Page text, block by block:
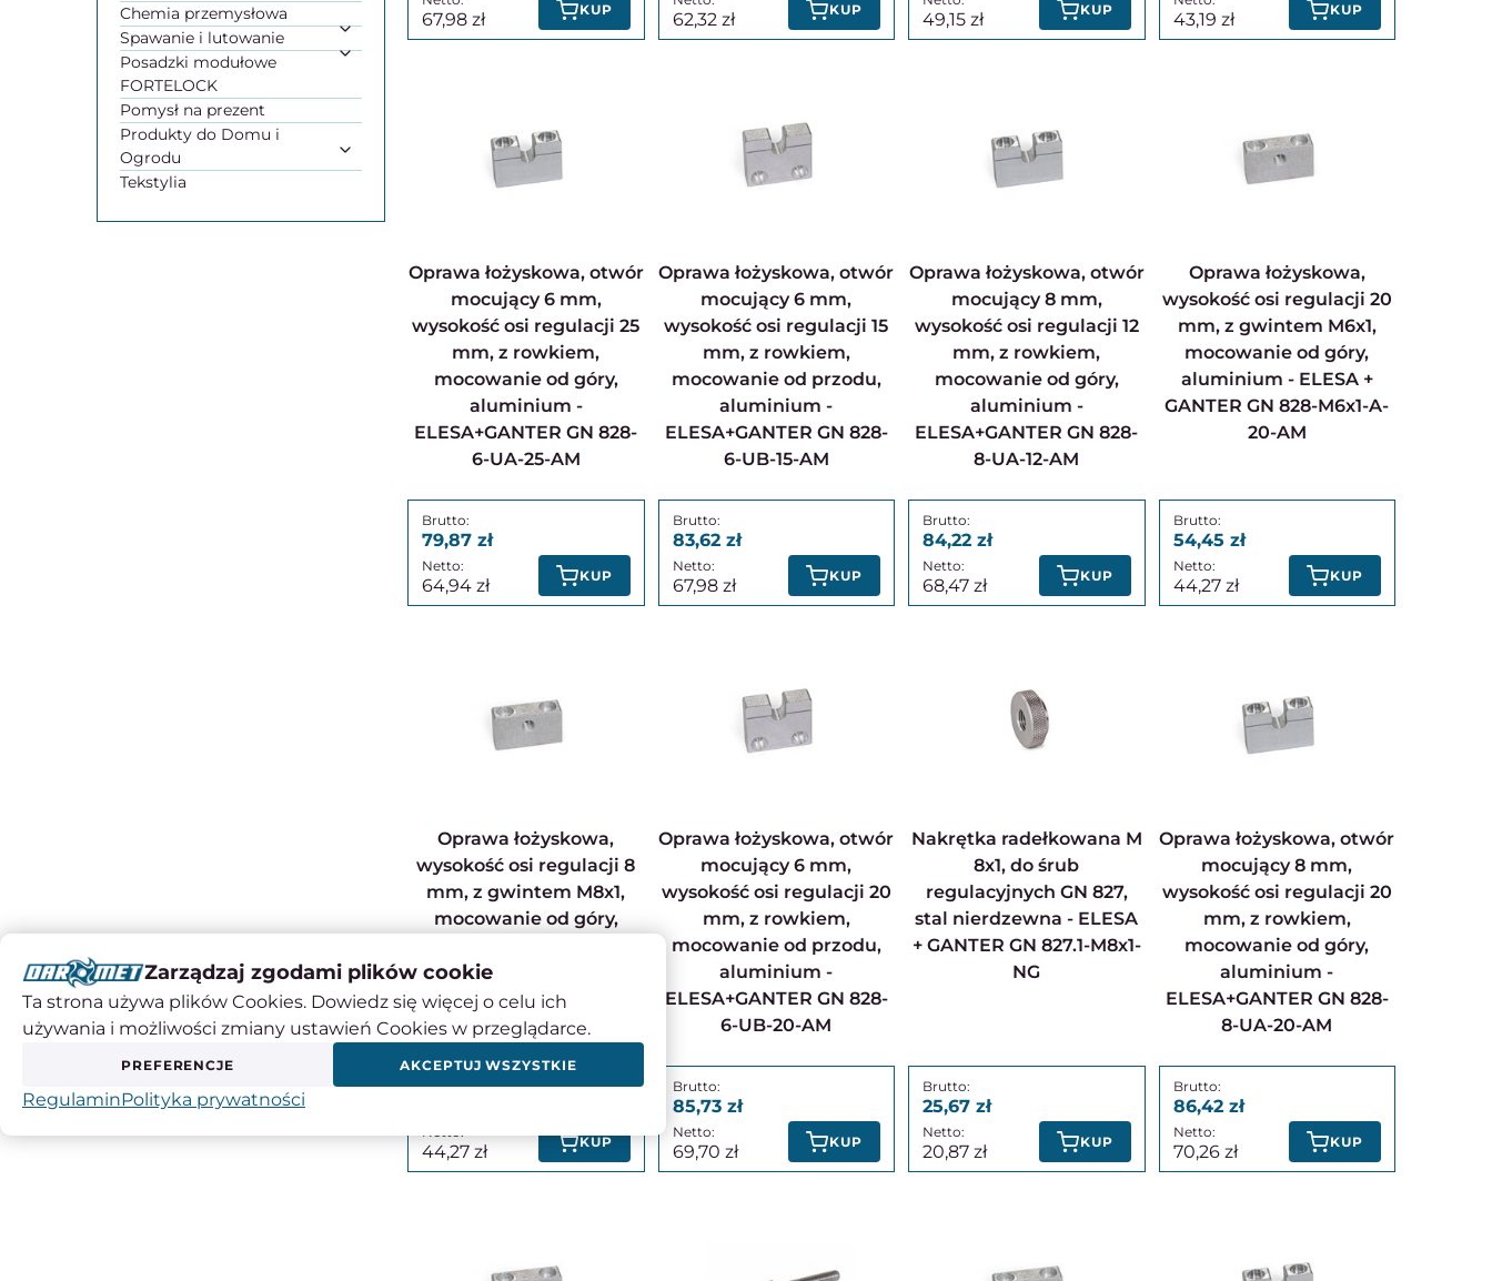
Chemia przemysłowa
Spawanie i lutowanie
Posadzki modułowe
FORTELOCK
Pomysł na prezent
Produkty do Domu i
Ogrodu
Tekstylia
67,98 KUP 62,32 KUP 49,15 KUP 43,19 KUP
Oprawa łożyskowa, otwór
mocujący 6 mm,
wysokość osi regulacji 25
mm, z rowkiem,
mocowanie od góry,
aluminium -
ELESA+GANTER GN 828-
6-UA-25-AM
79,87
64,94 KUP
Oprawa łożyskowa, otwór
mocujący 6 mm,
wysokość osi regulacji 15
mm, z rowkiem,
mocowanie od przodu,
aluminium -
ELESA+GANTER GN 828-
6-UB-15-AM
83,62
67,98 KUP
Oprawa łożyskowa, otwór
mocujący 8 mm,
wysokość osi regulacji 12
mm, z rowkiem,
mocowanie od góry,
aluminium -
ELESA+GANTER GN 828-
8-UA-12-AM
84,22
68,47 KUP
Oprawa łożyskowa,
wysokość osi regulacji 20
mm, z gwintem M6x1,
mocowanie od góry,
aluminium - ELESA +
GANTER GN 828-M6x1-A-
20-AM
54,45
44,27 KUP
Oprawa łożyskowa,
wysokość osi regulacji 8
mm, z gwintem M8x1,
mocowanie od góry,
GANTER GN 828-M8x1-A-
8-AM
44,27 KUP
Oprawa łożyskowa, otwór
mocujący 6 mm,
wysokość osi regulacji 20
mm, z rowkiem,
mocowanie od przodu,
aluminium -
ELESA+GANTER GN 828-
6-UB-20-AM
85,73
69,70 KUP
Nakrętka radełkowana M
8x1, do śrub
regulacyjnych GN 827,
stal nierdzewna - ELESA
+ GANTER GN 827.1-M8x1-
NG
25,67
20,87 KUP
Oprawa łożyskowa, otwór
mocujący 8 mm,
wysokość osi regulacji 20
mm, z rowkiem,
mocowanie od góry,
aluminium -
ELESA+GANTER GN 828-
8-UA-20-AM
86,42
70,26 KUP
Zarządzaj zgodami plików cookie
Ta strona używa plików Cookies. Dowiedz się więcej o celu ich
używania i możliwości zmiany ustawień Cookies w przeglądarce.
PREFERENCJE AKCEPTUJ WSZYSTKIE
RegulaminPolityka prywatności